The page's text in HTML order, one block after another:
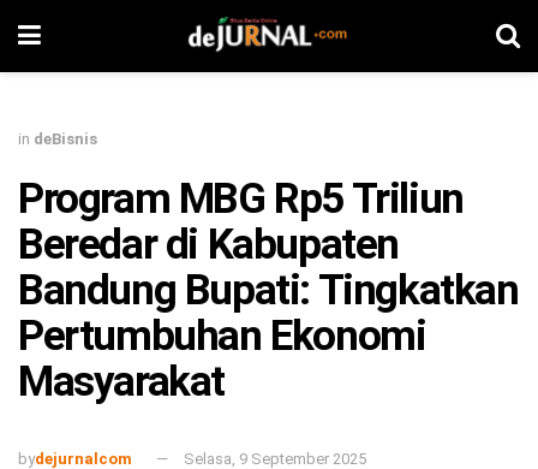
in deBisnis
Program MBG Rp5 Triliun
Beredar di Kabupaten
Bandung Bupati: Tingkatkan
Pertumbuhan Ekonomi
Masyarakat
bydejurnalcom
Selasa, 9 September 2025